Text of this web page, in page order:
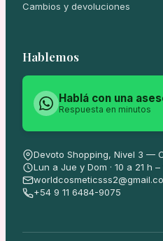
Cambios y devoluciones
Hablemos
Hablá con una
Respuesta en minutos
Devoto Shopping, Nivel 3 —
Lun a Jue y Dom · 10 a 21 h
+54 9 11 6484-9075